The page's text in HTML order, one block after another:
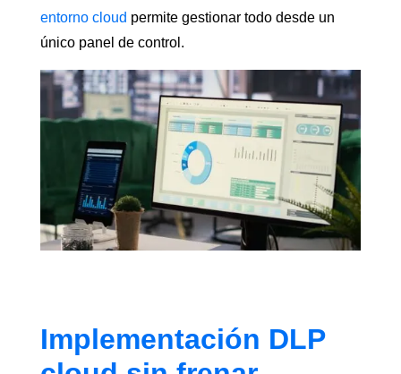
entorno cloud permite gestionar todo desde un
único panel de control.
Implementación DLP